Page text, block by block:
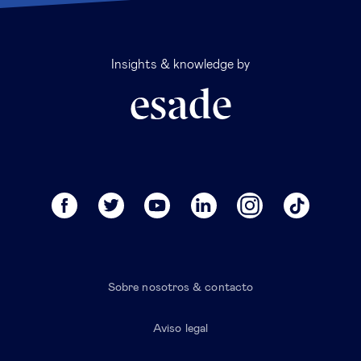
Insights & knowledge by
Sobre nosotros & contacto
Aviso legal